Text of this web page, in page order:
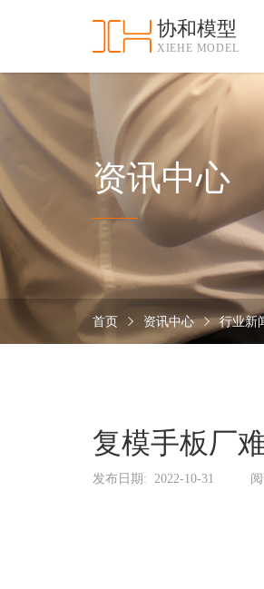
协和模型
XIEHE MODEL
资讯中心
首页 资讯中心 行业新
复模手板厂
发布日期: 2022-10-31
和
首
页
手
型
资
认
加
实
保
密
施